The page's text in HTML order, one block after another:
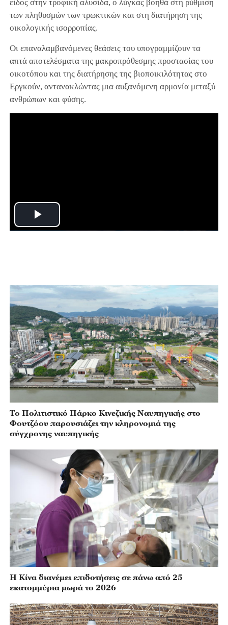
είδος στην τροφική αλυσίδα, ο λύγκας βοηθά στη ρύθμιση
των πληθυσμών των τρωκτικών και στη διατήρηση της
οικολογικής ισορροπίας.
Οι επαναλαμβανόμενες θεάσεις του υπογραμμίζουν τα
απτά αποτελέσματα της μακροπρόθεσμης προστασίας του
οικοτόπου και της διατήρησης της βιοποικιλότητας στο
Εργκούν, αντανακλώντας μια αυξανόμενη αρμονία μεταξύ
ανθρώπων και φύσης.
Play
Το Πολιτιστικό Πάρκο Κινεζικής Ναυπηγικής στο
Φουτζόου παρουσιάζει την κληρονομιά της
σύγχρονης ναυπηγικής
Η Κίνα διανέμει επιδοτήσεις σε πάνω από 25
εκατομμύρια μωρά το 2026